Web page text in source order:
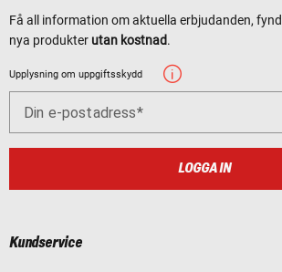
Få all information om aktuella erbjudanden,
nya produkter utan kostnad.
Upplysning om uppgiftsskydd
Din e-postadress
LOGGA IN
Kundservice